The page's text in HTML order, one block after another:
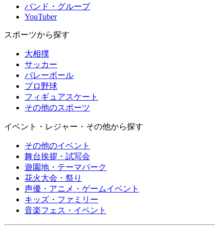
バンド・グループ
YouTuber
スポーツから探す
大相撲
サッカー
バレーボール
プロ野球
フィギュアスケート
その他のスポーツ
イベント・レジャー・その他から探す
その他のイベント
舞台挨拶・試写会
遊園地・テーマパーク
花火大会・祭り
声優・アニメ・ゲームイベント
キッズ・ファミリー
音楽フェス・イベント